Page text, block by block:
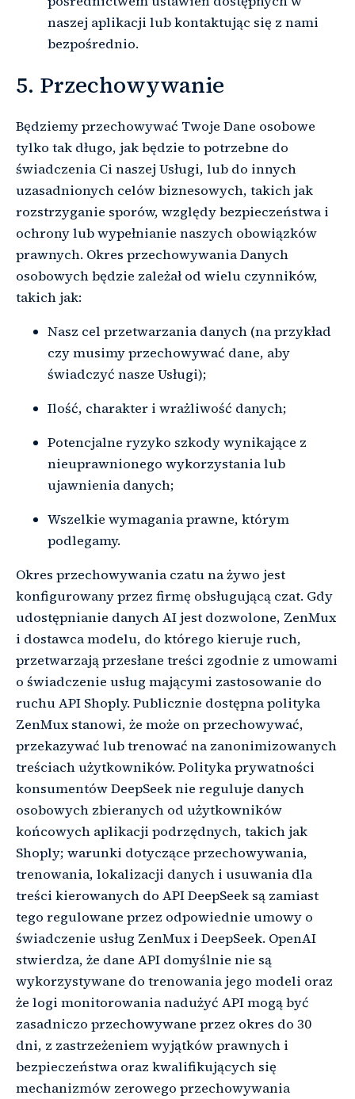
naszej aplikacji lub kontaktując się z nami
bezpośrednio.
5. Przechowywanie
Będziemy przechowywać Twoje Dane osobowe
tylko tak długo, jak będzie to potrzebne do
świadczenia Ci naszej Usługi, lub do innych
uzasadnionych celów biznesowych, takich jak
rozstrzyganie sporów, względy bezpieczeństwa i
ochrony lub wypełnianie naszych obowiązków
prawnych. Okres przechowywania Danych
osobowych będzie zależał od wielu czynników,
takich jak:
Nasz cel przetwarzania danych (na przykład
czy musimy przechowywać dane, aby
świadczyć nasze Usługi);
Ilość, charakter i wrażliwość danych;
Potencjalne ryzyko szkody wynikające z
nieuprawnionego wykorzystania lub
ujawnienia danych;
Wszelkie wymagania prawne, którym
podlegamy.
Okres przechowywania czatu na żywo jest
konfigurowany przez firmę obsługującą czat. Gdy
udostępnianie danych AI jest dozwolone, ZenMux
i dostawca modelu, do którego kieruje ruch,
przetwarzają przesłane treści zgodnie z umowami
o świadczenie usług mającymi zastosowanie do
ruchu API Shoply. Publicznie dostępna polityka
ZenMux stanowi, że może on przechowywać,
przekazywać lub trenować na zanonimizowanych
treściach użytkowników. Polityka prywatności
konsumentów DeepSeek nie reguluje danych
osobowych zbieranych od użytkowników
końcowych aplikacji podrzędnych, takich jak
Shoply; warunki dotyczące przechowywania,
trenowania, lokalizacji danych i usuwania dla
treści kierowanych do API DeepSeek są zamiast
tego regulowane przez odpowiednie umowy o
świadczenie usług ZenMux i DeepSeek. OpenAI
stwierdza, że dane API domyślnie nie są
wykorzystywane do trenowania jego modeli oraz
że logi monitorowania nadużyć API mogą być
zasadniczo przechowywane przez okres do 30
dni, z zastrzeżeniem wyjątków prawnych i
bezpieczeństwa oraz kwalifikujących się
mechanizmów zerowego przechowywania